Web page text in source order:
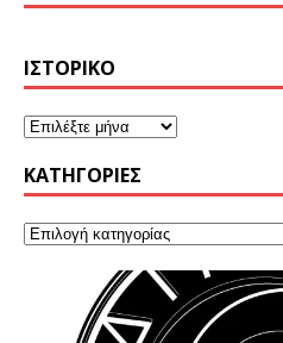
ΙΣΤΟΡΙΚΌ
KΑΤΗΓΟΡΊΕΣ